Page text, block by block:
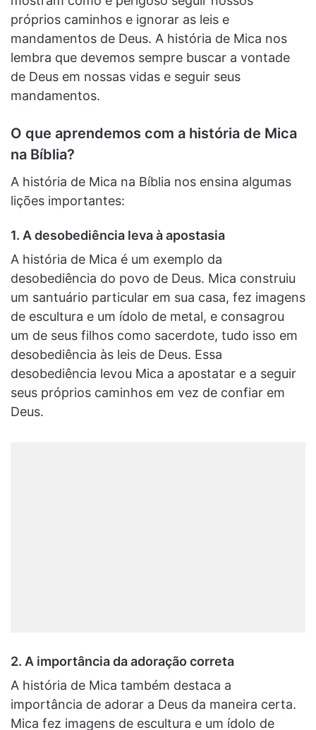
próprios caminhos e ignorar as leis e
mandamentos de Deus. A história de Mica nos
lembra que devemos sempre buscar a vontade
de Deus em nossas vidas e seguir seus
mandamentos.
O que aprendemos com a história de Mica
na Bíblia?
A história de Mica na Bíblia nos ensina algumas
lições importantes:
1. A desobediência leva à apostasia
A história de Mica é um exemplo da
desobediência do povo de Deus. Mica construiu
um santuário particular em sua casa, fez imagens
de escultura e um ídolo de metal, e consagrou
um de seus filhos como sacerdote, tudo isso em
desobediência às leis de Deus. Essa
desobediência levou Mica a apostatar e a seguir
seus próprios caminhos em vez de confiar em
Deus.
2. A importância da adoração correta
A história de Mica também destaca a
importância de adorar a Deus da maneira certa.
Mica fez imagens de escultura e um ídolo de